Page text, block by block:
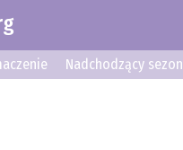
Nadchodzący sezon